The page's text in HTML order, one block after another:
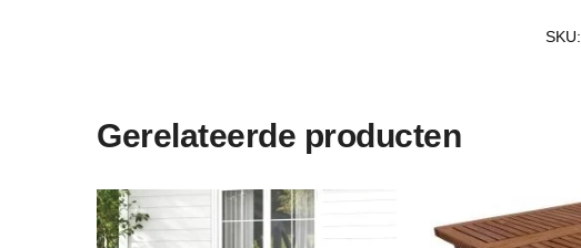
SKU:
Gerelateerde producten